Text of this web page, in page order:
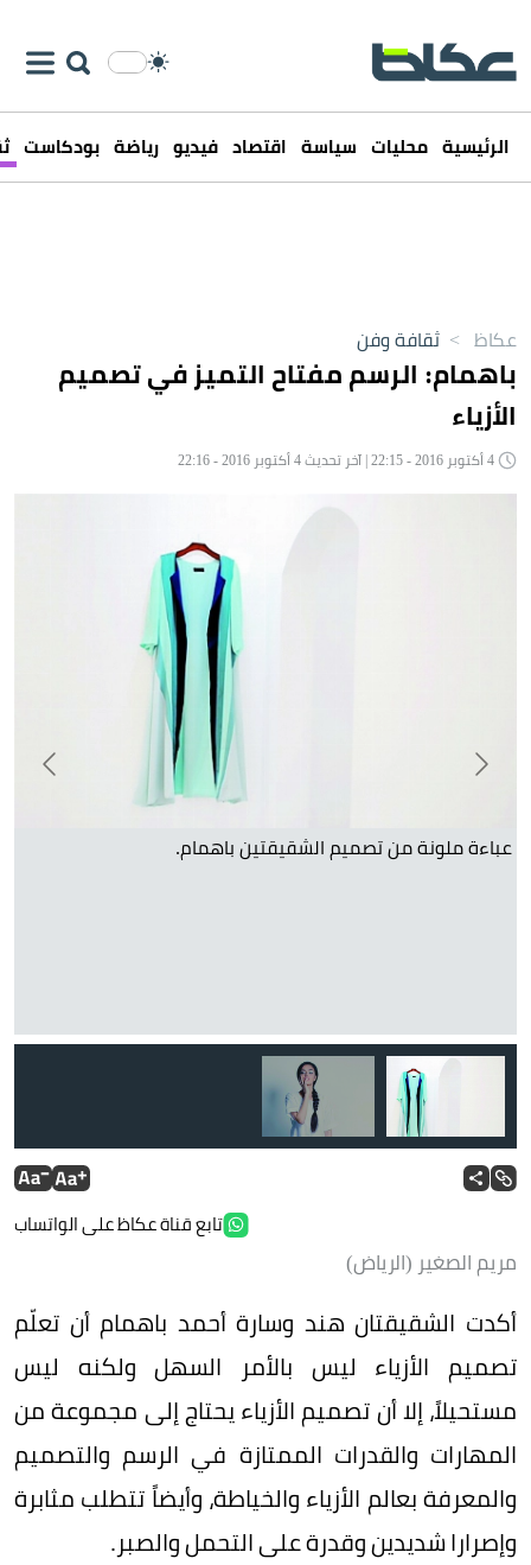
الرئيسية محليات سياسة اقتصاد فيديو رياضة بودكاست
عكاظ > ثقافة وفن
باهمام: الرسم مفتاح التميز في تصميم
الأزياء
فستان من تصميم الشقيقتين باهمام.
تابع قناة عكاظ على الواتساب
مريم الصغير (الرياض)
أكدت الشقيقتان هند وسارة أحمد باهمام أن تعلّم
تصميم الأزياء ليس بالأمر السهل ولكنه ليس
مستحيلاً، إلا أن تصميم الأزياء يحتاج إلى مجموعة من
المهارات والقدرات الممتازة في الرسم والتصميم
والمعرفة بعالم الأزياء والخياطة، وأيضاً تتطلب مثابرة
وإصرارا شديدين وقدرة على التحمل والصبر.